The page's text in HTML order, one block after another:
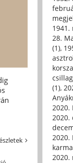
1941.
28.
(1),
(1),
2020.
2020.
2020.
2020.